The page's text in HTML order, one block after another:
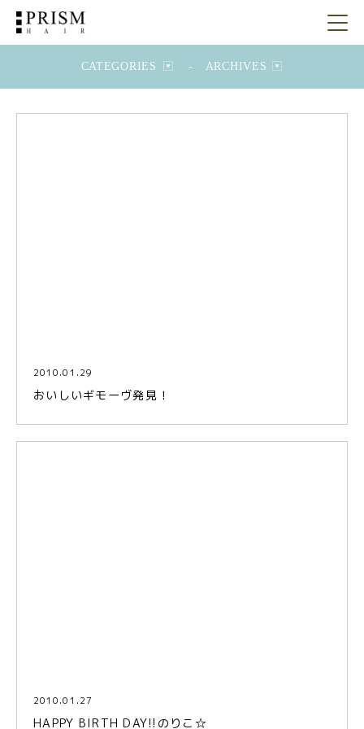
CATEGORIES - ARCHIVES
2010.01.29
おいしいギモーヴ発見！
2010.01.27
HAPPY BIRTH DAY!!のりこ☆